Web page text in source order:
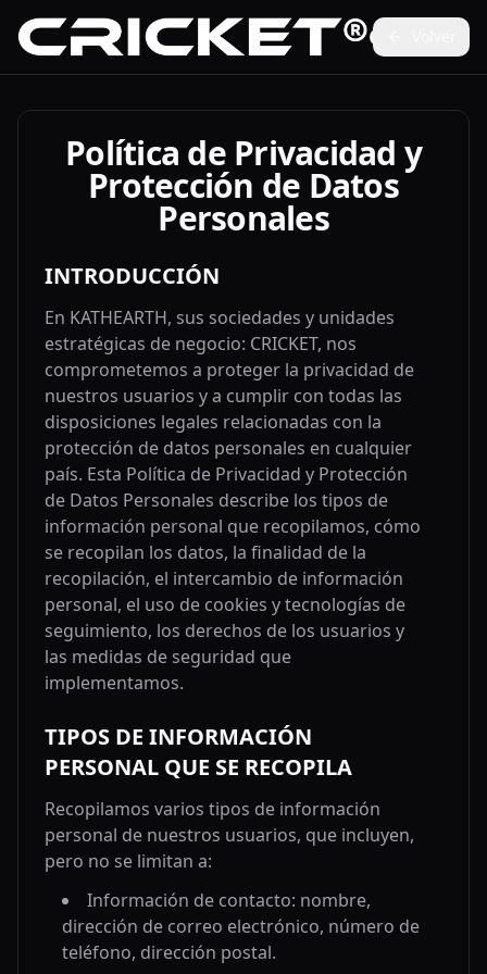
CRICKET
Política de Privacidad y
Protección de Datos
Personales
INTRODUCCIÓN
En KATHEARTH, sus sociedades y unidades
estratégicas de negocio: CRICKET, nos
comprometemos a proteger la privacidad de
nuestros usuarios y a cumplir con todas las
disposiciones legales relacionadas con la
protección de datos personales en cualquier
país. Esta Política de Privacidad y Protección
de Datos Personales describe los tipos de
información personal que recopilamos, cómo
se recopilan los datos, la finalidad de la
recopilación, el intercambio de información
personal, el uso de cookies y tecnologías de
seguimiento, los derechos de los usuarios y
las medidas de seguridad que
implementamos.
TIPOS DE INFORMACIÓN
PERSONAL QUE SE RECOPILA
Recopilamos varios tipos de información
personal de nuestros usuarios, que incluyen,
pero no se limitan a:
Información de contacto: nombre,
dirección de correo electrónico, número de
teléfono, dirección postal.